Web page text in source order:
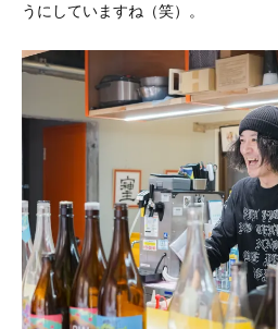
うにしていますね（笑）。